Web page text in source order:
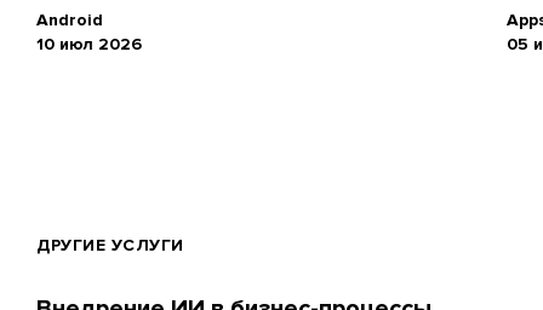
Android
10 июл 2026
05
ДРУГИЕ УСЛУГИ